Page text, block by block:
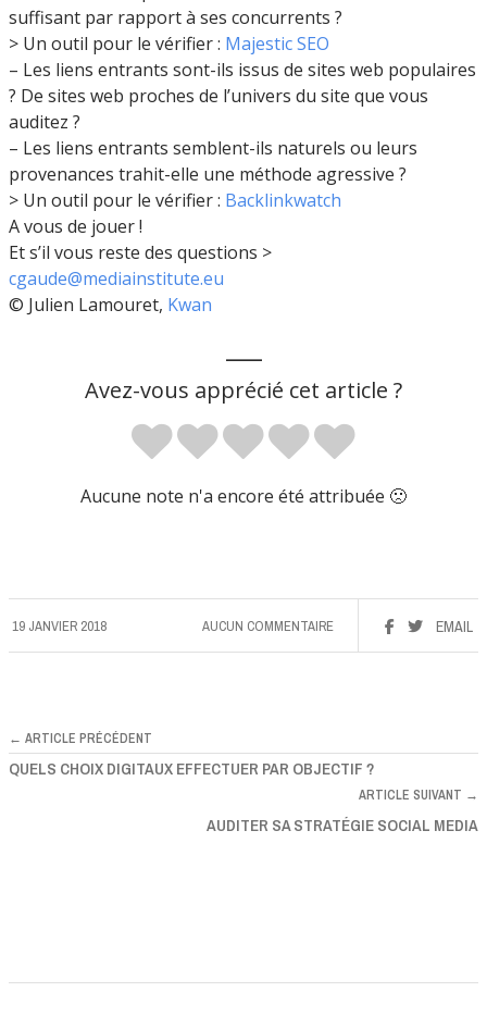
suffisant par rapport à ses concurrents ?
> Un outil pour le vérifier : Majestic SEO
– Les liens entrants sont-ils issus de sites web populaires
? De sites web proches de l’univers du site que vous
auditez ?
– Les liens entrants semblent-ils naturels ou leurs
provenances trahit-elle une méthode agressive ?
> Un outil pour le vérifier : Backlinkwatch
A vous de jouer !
Et s’il vous reste des questions >
cgaude@mediainstitute.eu
© Julien Lamouret, Kwan
Avez-vous apprécié cet article ?
Aucune note n'a encore été attribuée 🙁
19 JANVIER 2018 EMAIL
AUCUN COMMENTAIRE
← ARTICLE PRÉCÉDENT
QUELS CHOIX DIGITAUX EFFECTUER PAR OBJECTIF ?
ARTICLE SUIVANT →
AUDITER SA STRATÉGIE SOCIAL MEDIA